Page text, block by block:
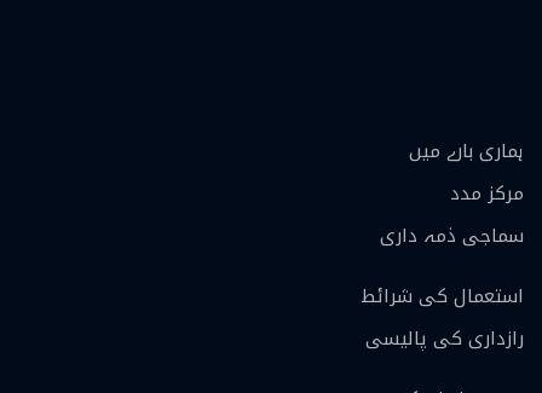
ہماری بارے ميں
مرکز مدد
سماجی ذمہ داری
استعمال کی شرائط
رازداری کی پالیسی